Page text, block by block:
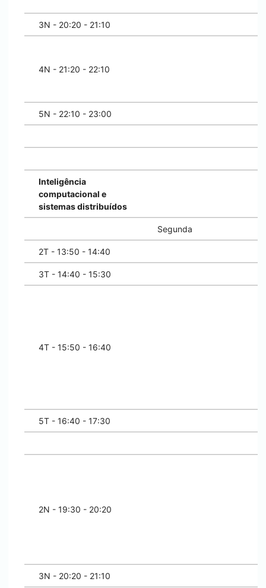
3N - 20:20 - 21:10
4N - 21:20 - 22:10
5N - 22:10 - 23:00
Inteligência
computacional e
sistemas distribuídos
Segunda
2T - 13:50 - 14:40
3T - 14:40 - 15:30
4T - 15:50 - 16:40
5T - 16:40 - 17:30
2N - 19:30 - 20:20
3N - 20:20 - 21:10